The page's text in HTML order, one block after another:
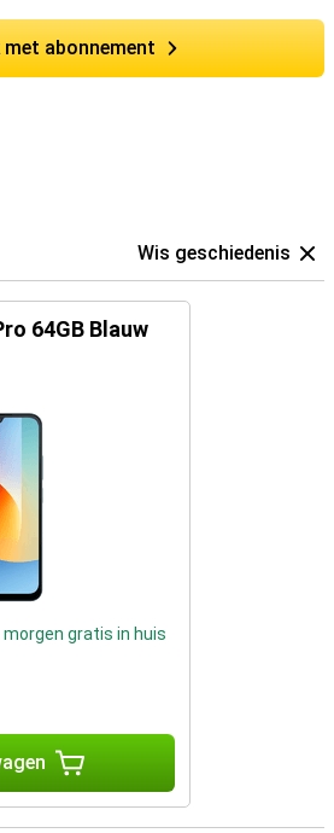
met abonnement
Wis geschiedenis
64GB Blauw
gratis in huis